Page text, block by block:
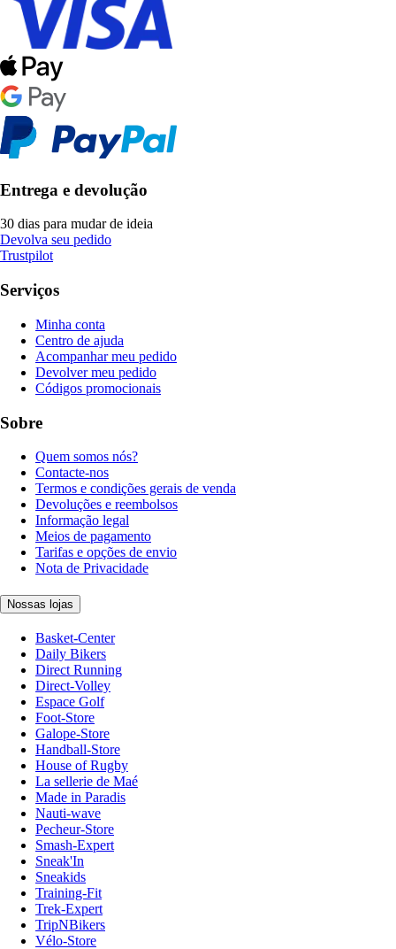
Entrega e devolução
30 dias para mudar de ideia
Devolva seu pedido
Trustpilot
Serviços
Minha conta
Centro de ajuda
Acompanhar meu pedido
Devolver meu pedido
Códigos promocionais
Sobre
Quem somos nós?
Contacte-nos
Termos e condições gerais de venda
Devoluções e reembolsos
Informação legal
Meios de pagamento
Tarifas e opções de envio
Nota de Privacidade
Nossas lojas
Basket-Center
Daily Bikers
Direct Running
Direct-Volley
Espace Golf
Foot-Store
Galope-Store
Handball-Store
House of Rugby
La sellerie de Maé
Made in Paradis
Nauti-wave
Pecheur-Store
Smash-Expert
Sneak'In
Sneakids
Training-Fit
Trek-Expert
TripNBikers
Vélo-Store